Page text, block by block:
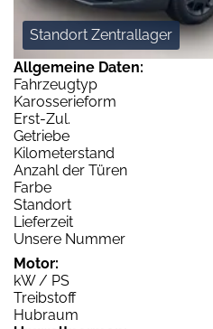
Standort Zentrallager
Allgemeine Daten:
Fahrzeugtyp
Karosserieform
Erst-Zul.
Getriebe
Kilometerstand
Anzahl der Türen
Farbe
Standort
Lieferzeit
Unsere Nummer
Motor:
kW / PS
Treibstoff
Hubraum